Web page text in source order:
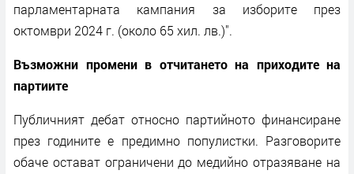
парламентарната кампания за изборите през
октомври 2024 г. (около 65 хил. лв.)".
Възможни промени в отчитането на приходите на
партиите
Публичният дебат относно партийното финансиране
през годините е предимно популистки. Разговорите
обаче остават ограничени до медийно отразяване на